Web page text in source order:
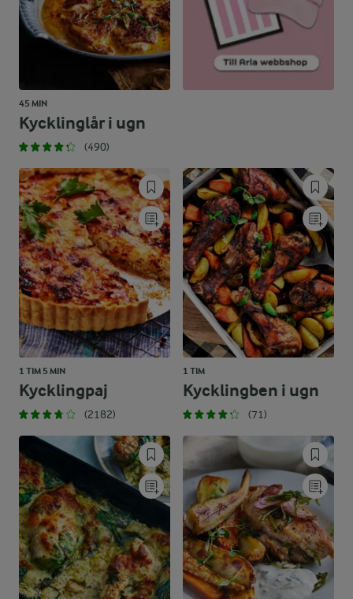
45 MIN
Kycklinglår i ugn
(490)
1 TIM 5 MIN
Kycklingpaj
(2182)
1 TIM
Kycklingben i ugn
(71)